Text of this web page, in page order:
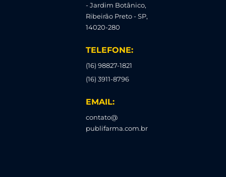
- Jardim Botânico,
Ribeirão Preto - SP,
14020-280
TELEFONE:
(16) 98827-1821
(16) 3911-8796
EMAIL:
contato@
publifarma.com.br